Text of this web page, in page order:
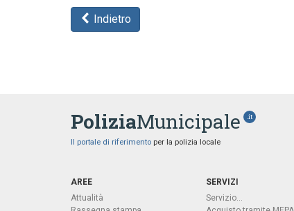
Indietro
PoliziaMunicipale .it
Il portale di riferimento per la polizia locale
AREE
Attualità
SERVIZI
Servizio...